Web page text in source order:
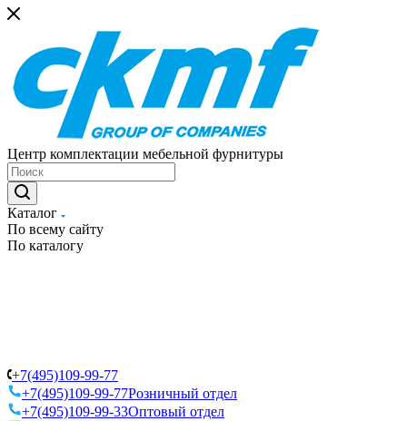
Центр комплектации мебельной фурнитуры
Каталог
По всему сайту
По каталогу
+7(495)109-99-77
+7(495)109-99-77Розничный отдел
+7(495)109-99-33Оптовый отдел